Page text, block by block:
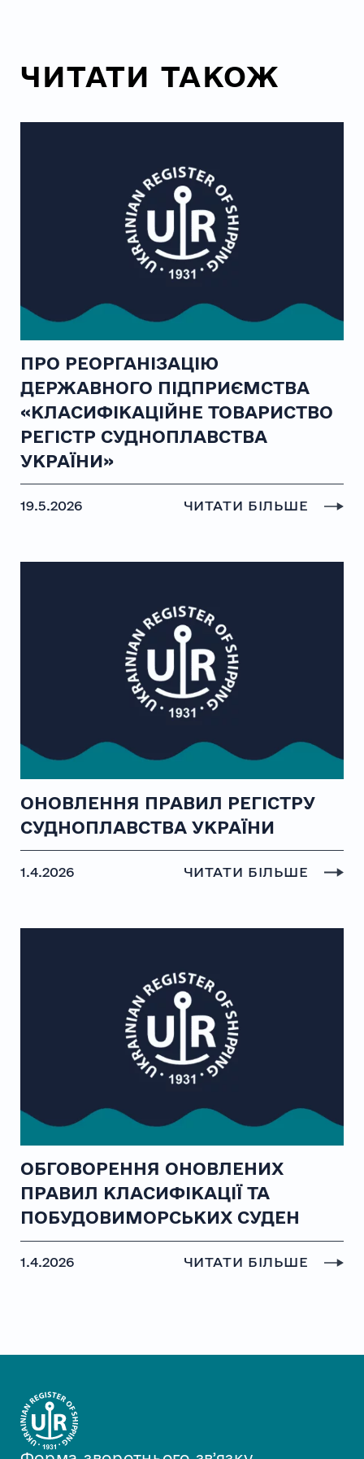
ЧИТАТИ ТАКОЖ
ПРО РЕОРГАНІЗАЦІЮ
ДЕРЖАВНОГО ПІДПРИЄМСТВА
«КЛАСИФІКАЦІЙНЕ ТОВАРИСТВО
РЕГІСТР СУДНОПЛАВСТВА
УКРАЇНИ»
19.5.2026 ЧИТАТИ БІЛЬШЕ
ОНОВЛЕННЯ ПРАВИЛ РЕГІСТРУ
СУДНОПЛАВСТВА УКРАЇНИ
1.4.2026 ЧИТАТИ БІЛЬШЕ
ОБГОВОРЕННЯ ОНОВЛЕНИХ
ПРАВИЛ КЛАСИФІКАЦІЇ ТА
ПОБУДОВИМОРСЬКИХ СУДЕН
1.4.2026 ЧИТАТИ БІЛЬШЕ